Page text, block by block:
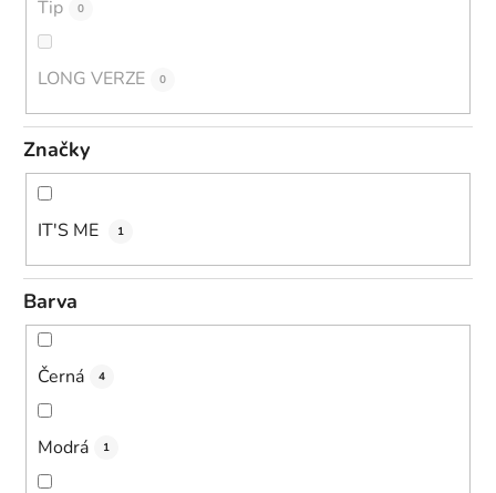
Tip 0
LONG VERZE 0
Značky
IT'S ME 1
Barva
Černá 4
Modrá 1